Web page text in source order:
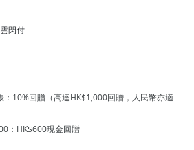
閃付
：10%回贈（高達HK$1,000回贈，人民幣亦適
：HK$600現金回贈